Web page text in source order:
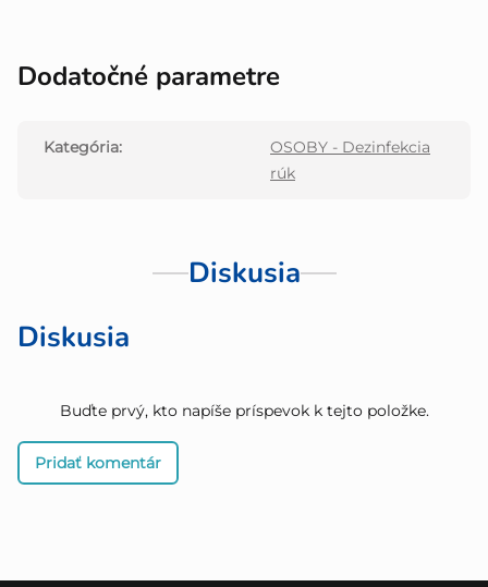
Dodatočné parametre
Kategória:
OSOBY - Dezinfekcia
rúk
Diskusia
Diskusia
Buďte prvý, kto napíše príspevok k tejto položke.
Pridať komentár